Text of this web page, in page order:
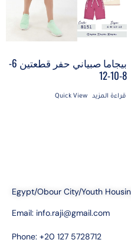
بيجاما صبياني حفر قطعتين 6-
8-10-12
قراءة المزيد Quick View
Egypt/Obour City/Youth
Email: info.raji@gmail.com
Phone: +20 127 5728712